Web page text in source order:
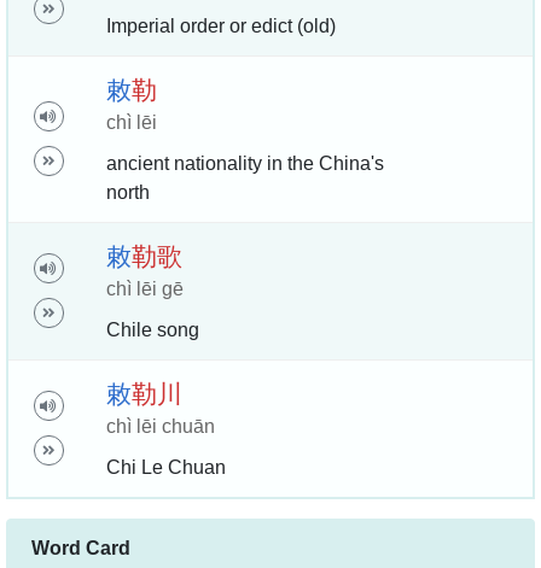
Imperial order or edict (old)
敕勒
chì lēi
ancient nationality in the China's
north
敕勒歌
chì lēi gē
Chile song
敕勒 川
chì lēi chuān
Chi Le Chuan
Word Card